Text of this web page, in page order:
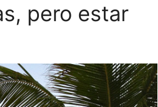
pero estar